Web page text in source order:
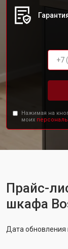
Нажимая на
моих
Прайс-
шкафа
Дата обновления